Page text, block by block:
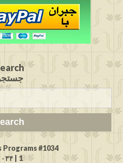
Programs #1034
1 | ۱۰۳۴